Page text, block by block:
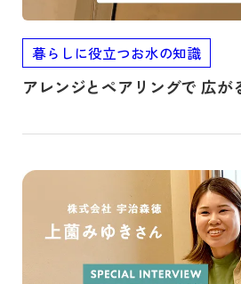
暮らしに役立つお水の知識
アレンジとペアリングで 広が
記事を読む